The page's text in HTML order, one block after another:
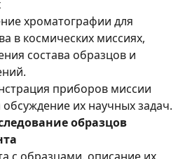
хроматографии для
в космических миссиях,
состава образцов и
приборов миссии
их научных задач.
образцов